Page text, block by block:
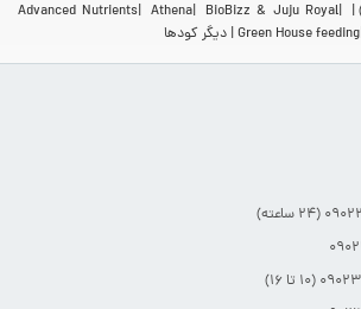
Advanced Nutrients Athena
BioBizz & Juju Royal
Green House feeding دیگر کودها